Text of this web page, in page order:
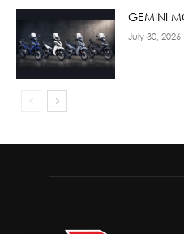
GEMINI
July 30, 2026